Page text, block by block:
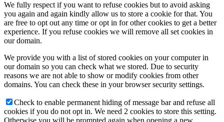
We fully respect if you want to refuse cookies but to avoid asking
you again and again kindly allow us to store a cookie for that. You
are free to opt out any time or opt in for other cookies to get a better
experience. If you refuse cookies we will remove all set cookies in
our domain.
We provide you with a list of stored cookies on your computer in
our domain so you can check what we stored. Due to security
reasons we are not able to show or modify cookies from other
domains. You can check these in your browser security settings.
Check to enable permanent hiding of message bar and refuse all
cookies if you do not opt in. We need 2 cookies to store this setting.